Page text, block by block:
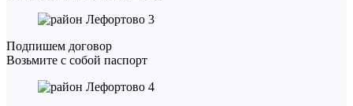
3
Подпишем договор
Возьмите с собой паспорт
4